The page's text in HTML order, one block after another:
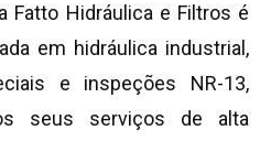
Fatto Hidráulica e Filtros é
em hidráulica industrial,
e inspeções NR-13,
seus serviços de alta